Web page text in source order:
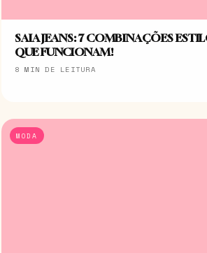
SAIA JEANS: 7 COMBINAÇÕES
QUE FUNCIONAM!
8 MIN DE LEITURA
MODA